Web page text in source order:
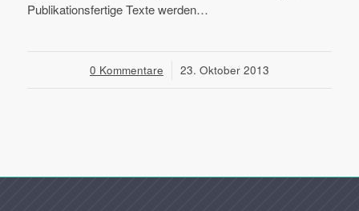
Publikationsfertige Texte werden…
0 Kommentare
/ 23. Oktober 2013